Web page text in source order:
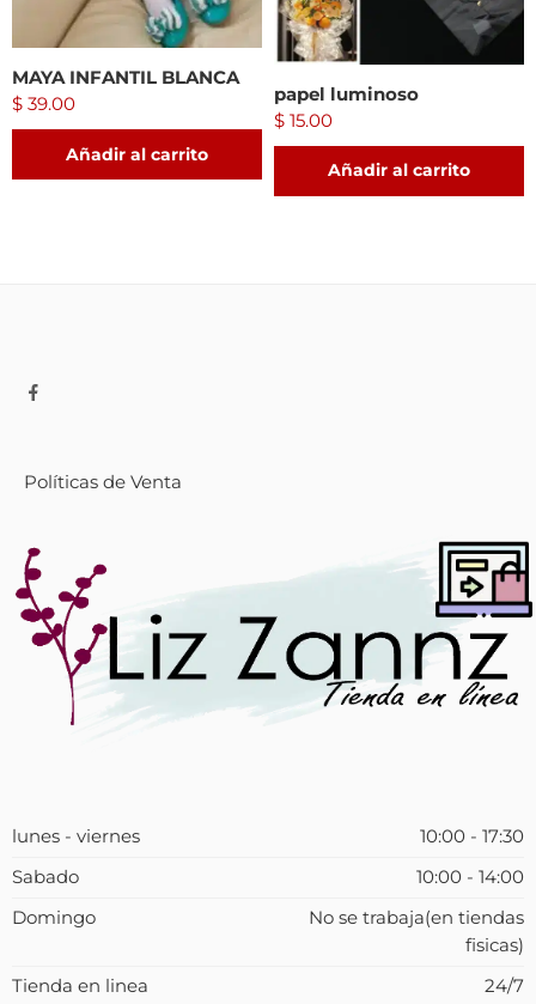
MAYA INFANTIL BLANCA
$ 39.00
Añadir al carrito
papel luminoso
$ 15.00
Añadir al carrito
Políticas de Venta
lunes - viernes
10:00 - 17:30
Sabado
10:00 - 14:00
Domingo
No se trabaja(en tiendas
fisicas)
Tienda en linea
24/7